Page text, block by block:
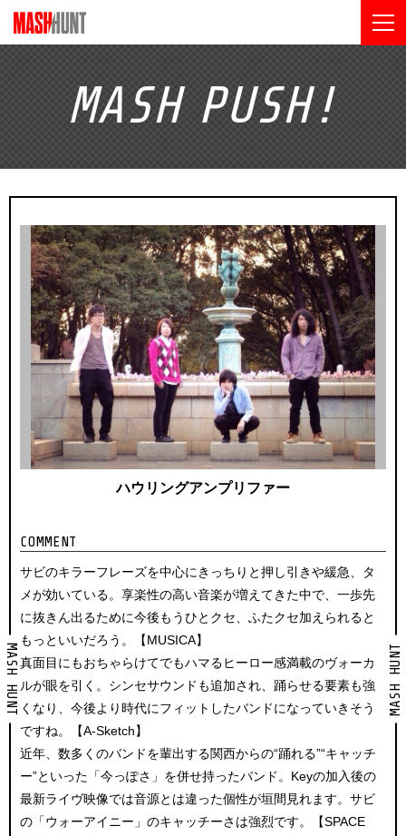
MASH PUSH!
MASH HUNT MASH HUNT
ハウリングアンプリファー
COMMENT
サビのキラーフレーズを中心にきっちりと押し引きや緩急、タ
メが効いている。享楽性の高い音楽が増えてきた中で、一歩先
に抜きん出るために今後もうひとクセ、ふたクセ加えられると
もっといいだろう。【MUSICA】
真面目にもおちゃらけてでもハマるヒーロー感満載のヴォーカ
ルが眼を引く。シンセサウンドも追加され、踊らせる要素も強
くなり、今後より時代にフィットしたバンドになっていきそう
ですね。【A-Sketch】
近年、数多くのバンドを輩出する関西からの“踊れる”“キャッチ
ー”といった「今っぽさ」を併せ持ったバンド。Keyの加入後の
最新ライヴ映像では音源とは違った個性が垣間見れます。サビ
の「ウォーアイニー」のキャッチーさは強烈です。【SPACE